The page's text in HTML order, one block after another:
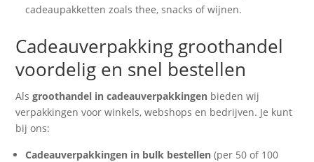
cadeaupakketten zoals thee, snacks of wijnen.
Cadeauverpakking groothandel
voordelig en snel bestellen
Alsgroothandel in cadeauverpakkingen bieden wij
verpakkingen voor winkels, webshops en bedrijven. Je kunt
bij ons:
Cadeauverpakkingen in bulk bestellen (per 50 of 100